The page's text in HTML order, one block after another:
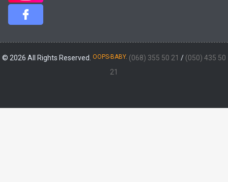
© 2026 All Rights Reserved. OOPS-BABY. (068) 355 50 21 / (050) 435 50
21